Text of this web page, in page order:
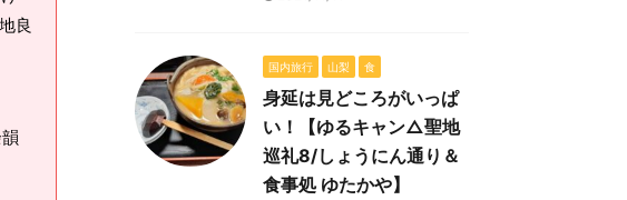
良
国内旅行 山梨 食
身延は見どころがいっぱ
い！【ゆるキャン△聖地
巡礼8/しょうにん通り＆
食事処 ゆたかや】